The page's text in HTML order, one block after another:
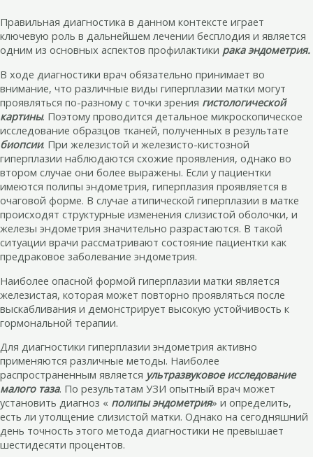
Правильная диагностика в данном контексте играет
ключевую роль в дальнейшем лечении бесплодия и является
одним из основных аспектов профилактики рака эндометрия.
В ходе диагностики врач обязательно принимает во
внимание, что различные виды гиперплазии матки могут
проявляться по-разному с точки зрения гистологической
картины. Поэтому проводится детальное микроскопическое
исследование образцов тканей, полученных в результате
биопсии. При железистой и железисто-кистозной
гиперплазии наблюдаются схожие проявления, однако во
втором случае они более выражены. Если у пациентки
имеются полипы эндометрия, гиперплазия проявляется в
очаговой форме. В случае атипической гиперплазии в матке
происходят структурные изменения слизистой оболочки, и
железы эндометрия значительно разрастаются. В такой
ситуации врачи рассматривают состояние пациентки как
предраковое заболевание эндометрия.
Наиболее опасной формой гиперплазии матки является
железистая, которая может повторно проявляться после
выскабливания и демонстрирует высокую устойчивость к
гормональной терапии.
Для диагностики гиперплазии эндометрия активно
применяются различные методы. Наиболее
распространенным является ультразвуковое исследование
малого таза. По результатам УЗИ опытный врач может
установить диагноз « полипы эндометрия» и определить,
есть ли утолщение слизистой матки. Однако на сегодняшний
день точность этого метода диагностики не превышает
шестидесяти процентов.